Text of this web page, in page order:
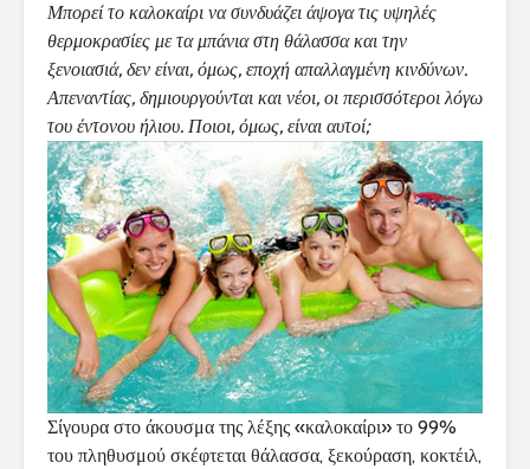
Μπορεί το καλοκαίρι να συνδυάζει άψογα τις υψηλές
θερμοκρασίες με τα μπάνια στη θάλασσα και την
ξενοιασιά, δεν είναι, όμως, εποχή απαλλαγμένη κινδύνων.
Απεναντίας, δημιουργούνται και νέοι, οι περισσότεροι λόγω
του έντονου ήλιου. Ποιοι, όμως, είναι αυτοί;
Σίγουρα στο άκουσμα της λέξης «καλοκαίρι» το 99%
του πληθυσμού σκέφτεται θάλασσα, ξεκούραση, κοκτέιλ,